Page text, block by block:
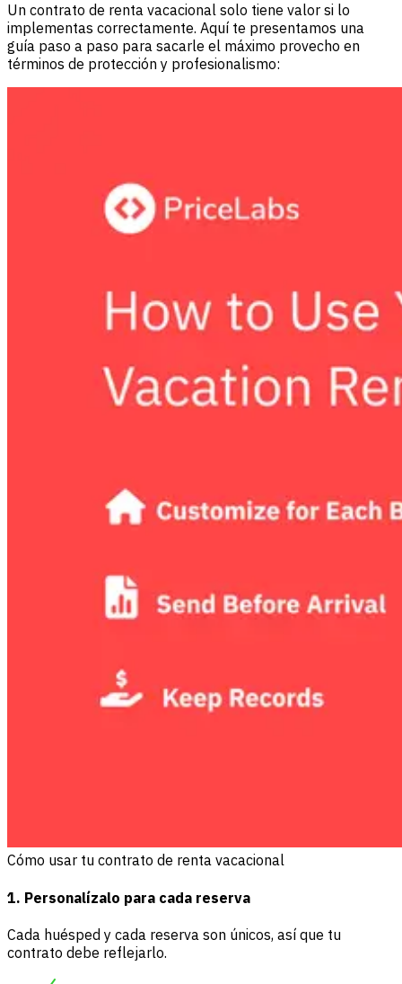
Un contrato de renta vacacional solo tiene valor si lo
implementas correctamente. Aquí te presentamos una
guía paso a paso para sacarle el máximo provecho en
términos de protección y profesionalismo:
Cómo usar tu contrato de renta vacacional
1. Personalízalo para cada reserva
Cada huésped y cada reserva son únicos, así que tu
contrato debe reflejarlo.